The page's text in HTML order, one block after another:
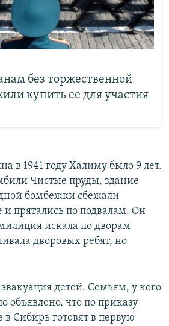
без торжественной
купить ее для участия
в 1941 году Халиму было 9 лет.
Чистые пруды, здание
бомбежки сбежали
прятались по подвалам. Он
искала по дворам
дворовых ребят, но
детей. Семьям, у кого
объявлено, что по приказу
в Сибирь готовят в первую